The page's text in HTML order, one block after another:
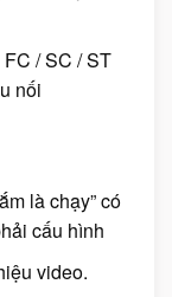
/ SC / ST
nối
là chạy” có
cấu hình
video.